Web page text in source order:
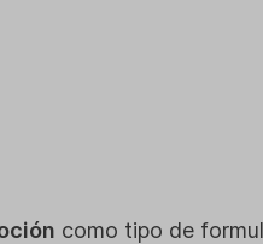
como tipo de